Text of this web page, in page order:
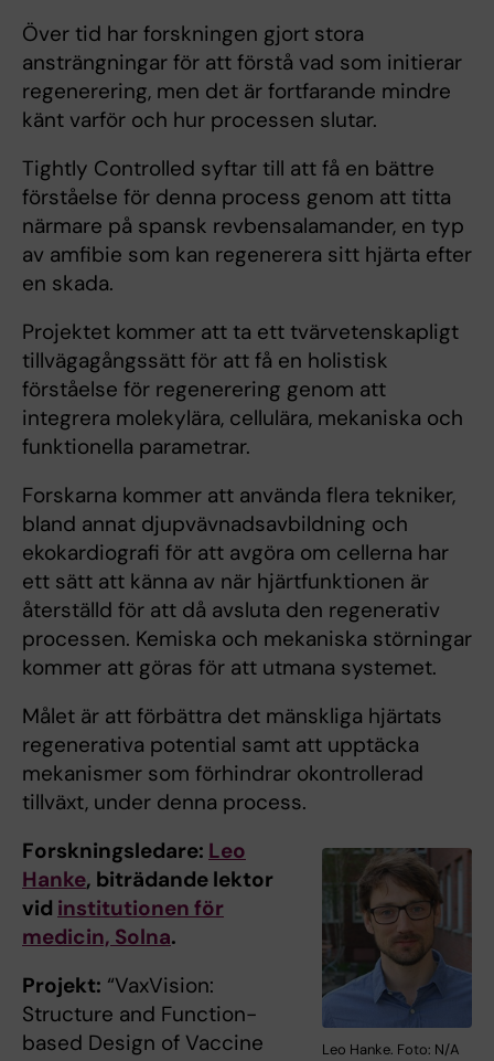
Över tid har forskningen gjort stora
ansträngningar för att förstå vad som initierar
regenerering, men det är fortfarande mindre
känt varför och hur processen slutar.
Tightly Controlled syftar till att få en bättre
förståelse för denna process genom att titta
närmare på spansk revbensalamander, en typ
av amfibie som kan regenerera sitt hjärta efter
en skada.
Projektet kommer att ta ett tvärvetenskapligt
tillvägagångssätt för att få en holistisk
förståelse för regenerering genom att
integrera molekylära, cellulära, mekaniska och
funktionella parametrar.
Forskarna kommer att använda flera tekniker,
bland annat djupvävnadsavbildning och
ekokardiografi för att avgöra om cellerna har
ett sätt att känna av när hjärtfunktionen är
återställd för att då avsluta den regenerativ
processen. Kemiska och mekaniska störningar
kommer att göras för att utmana systemet.
Målet är att förbättra det mänskliga hjärtats
regenerativa potential samt att upptäcka
mekanismer som förhindrar okontrollerad
tillväxt, under denna process.
Leo Hanke. Foto: N/A
Forskningsledare: Leo
Hanke, biträdande lektor
vid institutionen för
medicin, Solna.
Projekt: “VaxVision:
Structure and Function-
based Design of Vaccine